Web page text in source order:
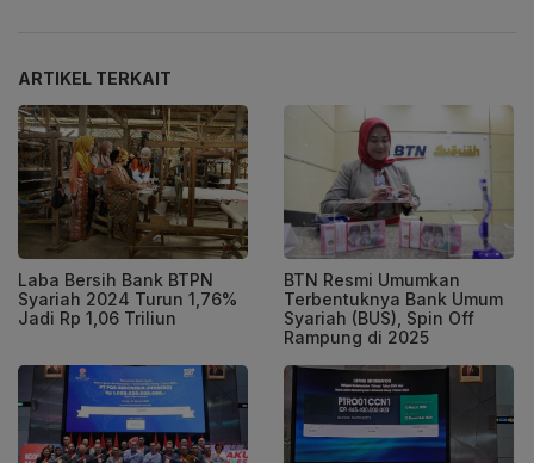
ARTIKEL TERKAIT
Laba Bersih Bank BTPN
Syariah 2024 Turun 1,76%
Jadi Rp 1,06 Triliun
BTN Resmi Umumkan
Terbentuknya Bank Umum
Syariah (BUS), Spin Off
Rampung di 2025